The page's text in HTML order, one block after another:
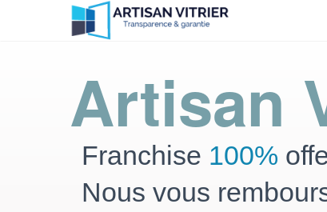
Artisan
Franchise 100%
Nous vous